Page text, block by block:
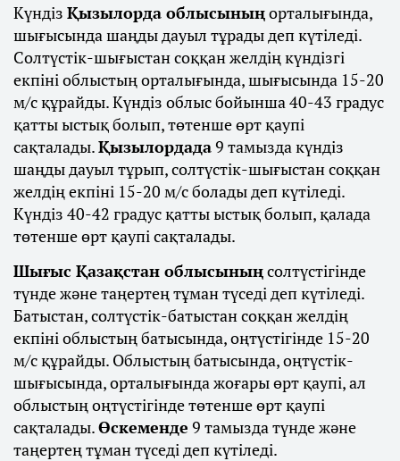
Күндіз Қызылорда облысыныңорталығында,
шығысында шаңды дауыл тұрады деп күтіледі.
Солтүстік-шығыстан соққан желдің күндізгі
екпіні облыстың орталығында, шығысында 15-20
м/с құрайды. Күндіз облыс бойынша 40-43 градус
қатты ыстық болып, төтенше өрт қаупі
сақталады.Қызылордада9 тамызда күндіз
шаңды дауыл тұрып, солтүстік-шығыстан соққан
желдің екпіні 15-20 м/с болады деп күтіледі.
Күндіз 40-42 градус қатты ыстық болып, қалада
төтенше өрт қаупі сақталады.
Шығыс Қазақстан облысыныңсолтүстігінде
түнде және таңертең тұман түседі деп күтіледі.
Батыстан, солтүстік-батыстан соққан желдің
екпіні облыстың батысында, оңтүстігінде 15-20
м/с құрайды. Облыстың батысында, оңтүстік-
шығысында, орталығында жоғары өрт қаупі, ал
облыстың оңтүстігінде төтенше өрт қаупі
сақталады.Өскеменде 9 тамызда түнде және
таңертең тұман түседі деп күтіледі.